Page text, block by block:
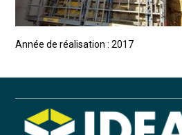
Année de réalisation : 2017